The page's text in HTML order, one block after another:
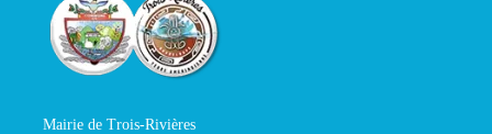
Mairie de Trois-Rivières